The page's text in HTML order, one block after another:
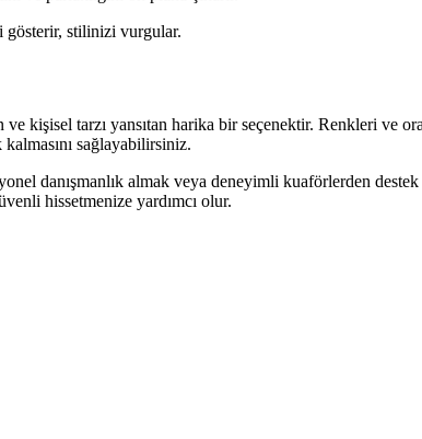
gösterir, stilinizi vurgular.
ve kişisel tarzı yansıtan harika bir seçenektir. Renkleri ve
sağlayabilirsiniz.
danışmanlık almak veya deneyimli kuaförlerden
hissetmenize yardımcı olur.